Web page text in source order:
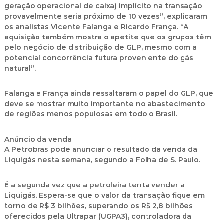
geração operacional de caixa) implícito na transação
provavelmente seria próximo de 10 vezes”, explicaram
os analistas Vicente Falanga e Ricardo França. “A
aquisição também mostra o apetite que os grupos têm
pelo negócio de distribuição de GLP, mesmo com a
potencial concorrência futura proveniente do gás
natural”.
Falanga e França ainda ressaltaram o papel do GLP, que
deve se mostrar muito importante no abastecimento
de regiões menos populosas em todo o Brasil.
Anúncio da venda
A Petrobras pode anunciar o resultado da venda da
Liquigás nesta semana, segundo a Folha de S. Paulo.
É a segunda vez que a petroleira tenta vender a
Liquigás. Espera-se que o valor da transação fique em
torno de R$ 3 bilhões, superando os R$ 2,8 bilhões
oferecidos pela Ultrapar (UGPA3), controladora da